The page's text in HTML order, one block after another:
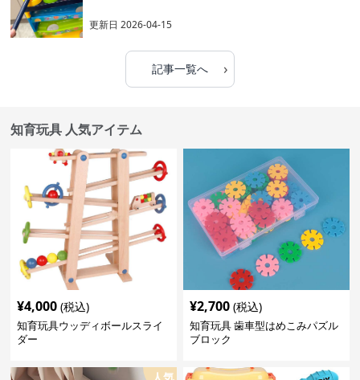
更新日2026-04-15
記事一覧へ ›
知育玩具 人気アイテム
¥4,000 (税込)
知育玩具ウッディボールスライ
ダー
¥2,700 (税込)
知育玩具 歯車型はめこみパズル
ブロック
人気